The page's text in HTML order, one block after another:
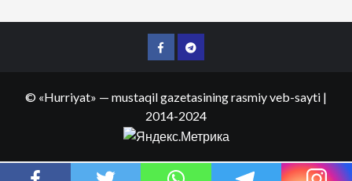
FacebookTelegram
© «Hurriyat» — mustaqil gazetasining rasmiy veb-sayti |
2014-2024